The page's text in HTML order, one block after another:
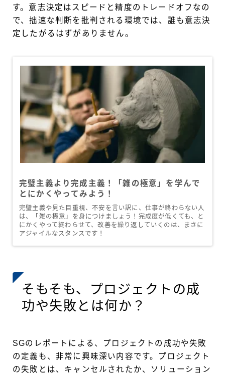
す。意志決定はスピードと精度のトレードオフなの
で、拙速な判断を批判される環境では、誰も意志決
定したがるはずがありません。
完璧主義より完成主義！「雑の極意」を学んで
とにかくやってみよう！
完璧主義や見た目重視、不安を言い訳に、仕事が終わらない人
は、「雑の極意」を身につけましょう！完成度が低くても、と
にかくやって終わらせて、改善を繰り返していくのは、まさに
アジャイルなスタンスです！
そもそも、プロジェクトの成
功や失敗とは何か？
SGのレポートによる、プロジェクトの成功や失敗
の定義も、非常に興味深い内容です。プロジェクト
の失敗とは、キャンセルされたか、ソリューション